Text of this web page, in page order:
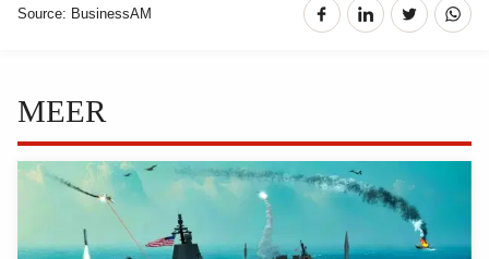
Source: BusinessAM
MEER